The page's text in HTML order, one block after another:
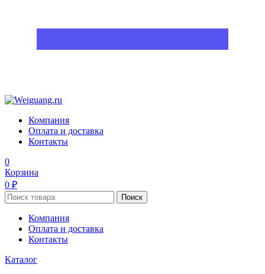
Компания
Оплата и доставка
Контакты
0
Корзина
0 ₽
Поиск
Компания
Оплата и доставка
Контакты
Каталог